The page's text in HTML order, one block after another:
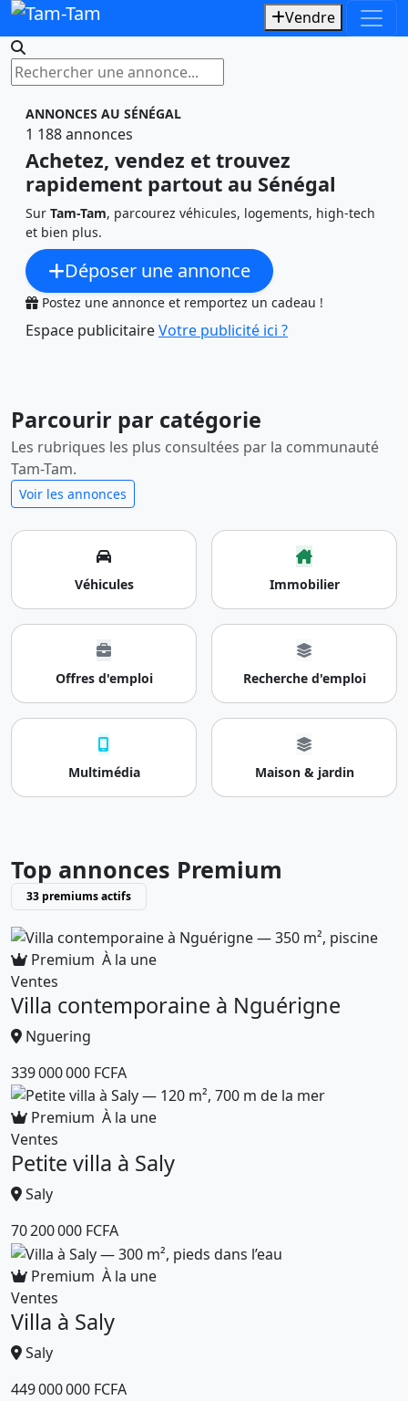
Vendre
Rechercher une annonce
ANNONCES AU SÉNÉGAL
1 188 annonces
Achetez, vendez et trouvez
rapidement partout au Sénégal
Sur Tam-Tam, parcourez véhicules, logements, high-tech
et bien plus.
Déposer une annonce
Postez une annonce et remportez un cadeau !
Espace publicitaireVotre publicité ici ?
Parcourir par catégorie
Les rubriques les plus consultées par la communauté
Tam-Tam.
Voir les annonces
Véhicules Immobilier
Offres d'emploi Recherche d'emploi
Multimédia Maison & jardin
Top annonces Premium
33 premiums actifs
Premium À la une
Ventes
Villa contemporaine à Nguérigne
Nguering
339 000 000 FCFA
Premium À la une
Ventes
Petite villa à Saly
Saly
70 200 000 FCFA
Premium À la une
Ventes
Villa à Saly
Saly
449 000 000 FCFA